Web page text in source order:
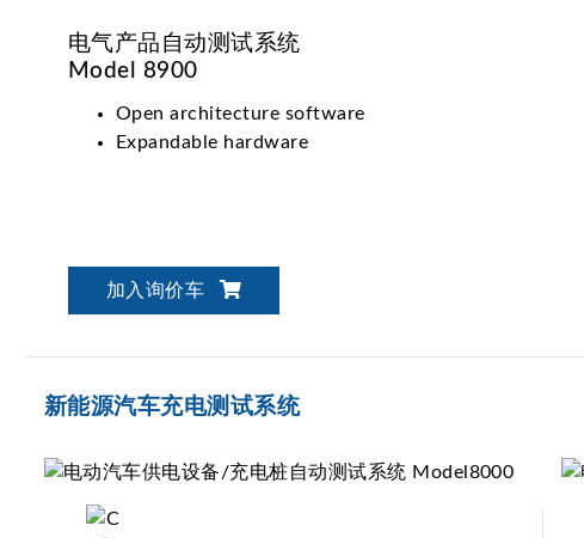
电气产品自动测试系统
Model 8900
Open architecture software
Expandable hardware
加入询价车
新能源汽车充电测试系统